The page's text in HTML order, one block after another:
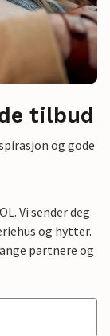
tilbud
og gode
Vi sender deg
og hytter.
partnere og